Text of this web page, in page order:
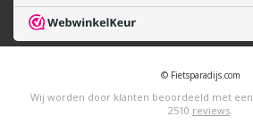
© Fietsparadijs.com
Wij worden door klanten beoordeeld met een
2510 reviews.